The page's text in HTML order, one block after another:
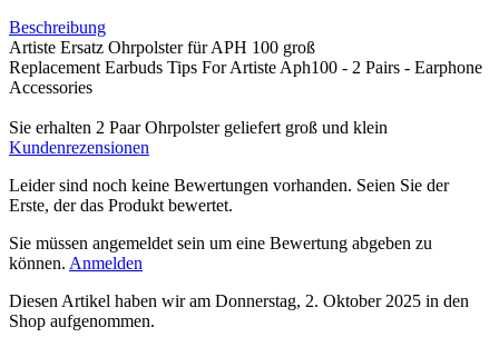
Beschreibung
Artiste Ersatz Ohrpolster für APH 100 groß
Replacement Earbuds Tips For Artiste Aph100 - 2 Pairs - Earphone
Accessories
Sie erhalten 2 Paar Ohrpolster geliefert groß und klein
Kundenrezensionen
Leider sind noch keine Bewertungen vorhanden. Seien Sie der
Erste, der das Produkt bewertet.
Sie müssen angemeldet sein um eine Bewertung abgeben zu
können. Anmelden
Diesen Artikel haben wir am Donnerstag, 2. Oktober 2025 in den
Shop aufgenommen.